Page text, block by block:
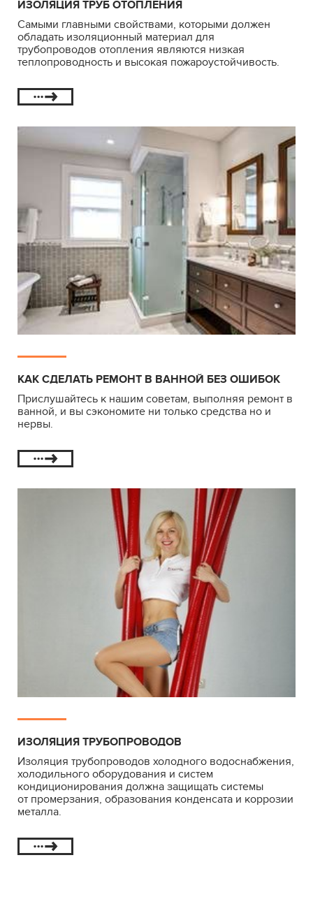
ИЗОЛЯЦИЯ ТРУБ ОТОПЛЕНИЯ
Самыми главными свойствами, которыми должен
обладать изоляционный материал для
трубопроводов отопления являются низкая
теплопроводность и высокая пожароустойчивость.
КАК СДЕЛАТЬ РЕМОНТ В ВАННОЙ БЕЗ ОШИБОК
Прислушайтесь к нашим советам, выполняя ремонт в
ванной, и вы сэкономите ни только средства но и
нервы.
ИЗОЛЯЦИЯ ТРУБОПРОВОДОВ
Изоляция трубопроводов холодного водоснабжения,
холодильного оборудования и систем
кондиционирования должна защищать системы
от промерзания, образования конденсата и коррозии
металла.